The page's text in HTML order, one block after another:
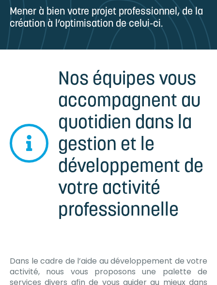
Mener à bien votre projet professionnel, de la
création à l’optimisation de celui-ci.
Nos équipes vous
accompagnent au
quotidien dans la
gestion et le
développement de
votre activité
professionnelle
Dans le cadre de l’aide au développement de votre
activité, nous vous proposons une palette de
services divers afin de vous guider au mieux dans